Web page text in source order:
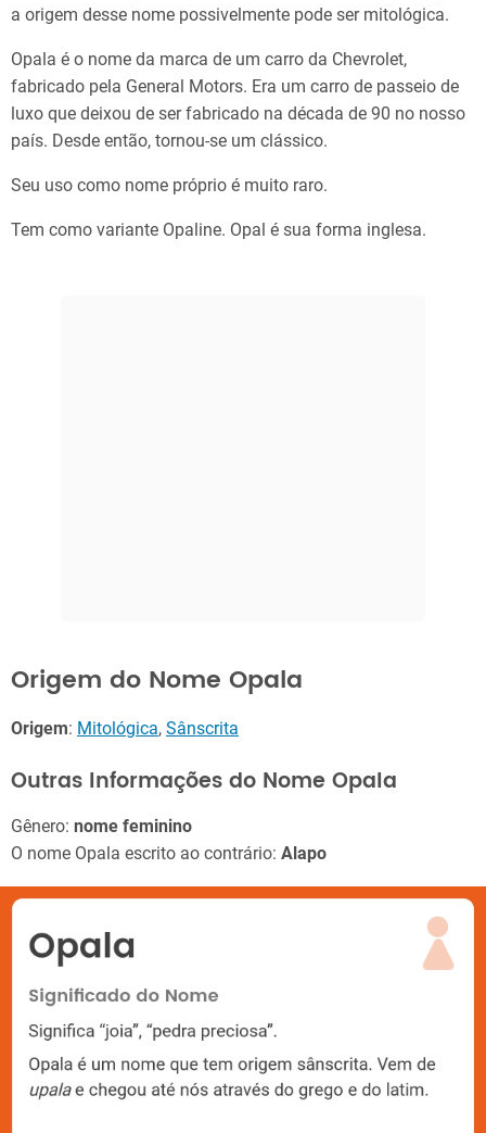
a origem desse nome possivelmente pode ser mitológica.
Opala é o nome da marca de um carro da Chevrolet,
fabricado pela General Motors. Era um carro de passeio de
luxo que deixou de ser fabricado na década de 90 no nosso
país. Desde então, tornou-se um clássico.
Seu uso como nome próprio é muito raro.
Tem como variante Opaline. Opal é sua forma inglesa.
Origem do Nome Opala
Origem: Mitológica, Sânscrita
Outras Informações do Nome Opala
Gênero: nome feminino
O nome Opala escrito ao contrário: Alapo